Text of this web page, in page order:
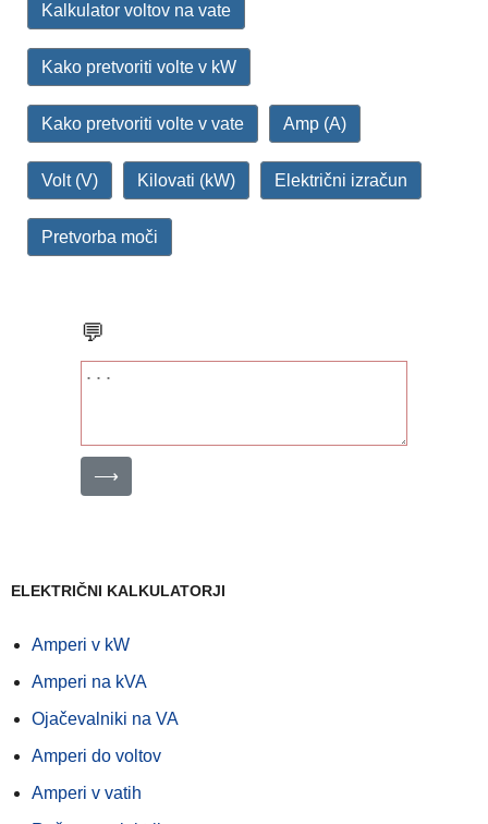
Kalkulator voltov na vate
Kako pretvoriti volte v kW
Kako pretvoriti volte v vate Amp (A)
Volt (V) Kilovati (kW) Električni izračun
Pretvorba moči
💬
⟶
ELEKTRIČNI KALKULATORJI
Amperi v kW
Amperi na kVA
Ojačevalniki na VA
Amperi do voltov
Amperi v vatih